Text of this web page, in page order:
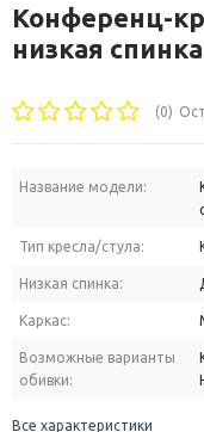
Конференц-
низкая спинка
(0)
Название модели:
Тип кресла/стула:
Низкая спинка:
Каркас:
Возможные варианты
обивки:
Все характеристики